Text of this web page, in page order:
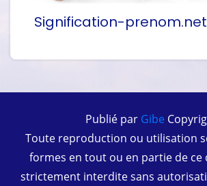
Signification-prenom.net
Publié par Gibe
Toute reproduction ou utilisation
formes en tout ou en partie de ce
strictement interdite sans